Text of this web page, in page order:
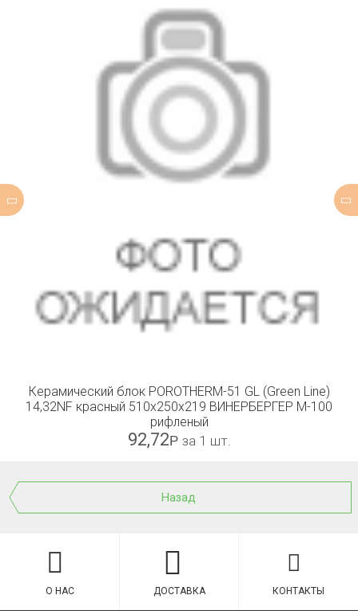
Керамический блок POROTHERM-51 GL (Green Line)
14,32NF красный 510x250x219 ВИНЕРБЕРГЕР М-100
рифленый
92,72Р за 1 шт.
Назад
О НАС ДОСТАВКА КОНТАКТЫ